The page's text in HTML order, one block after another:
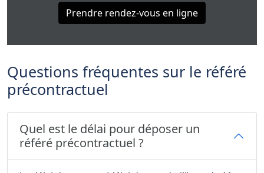
Prendre rendez-vous en ligne
Questions fréquentes sur le référé
précontractuel
Quel est le délai pour déposer un
référé précontractuel ?